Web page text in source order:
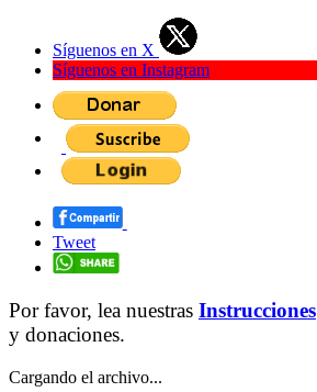
Síguenos en X
Síguenos en Instagram
Tweet
Por favor, lea nuestras Instrucciones
y donaciones.
Cargando el archivo...